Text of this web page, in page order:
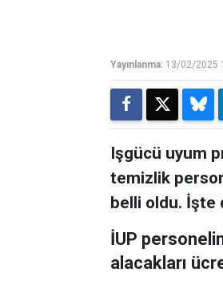
Yayınlanma: 13/02/2025
Işgücü uyum
temizlik
belli oldu. İşte
İUP
alacakları